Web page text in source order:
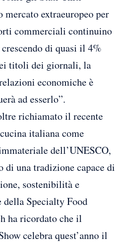
extraeuropeo per
commerciali continuino
di quasi il 4%
titoli dei giornali, la
economiche è
ad esserlo”.
richiamato il recente
italiana come
dell’UNESCO,
una tradizione capace di
sostenibilità e
Specialty Food
ha ricordato che il
celebra quest’anno il